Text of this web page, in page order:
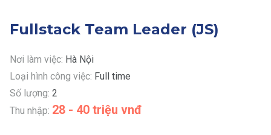
Fullstack Team Leader (JS)
Nơi làm việc: Hà Nội
Loại hình công việc: Full time
Số lượng: 2
Thu nhập: 28 - 40 triệu vnđ